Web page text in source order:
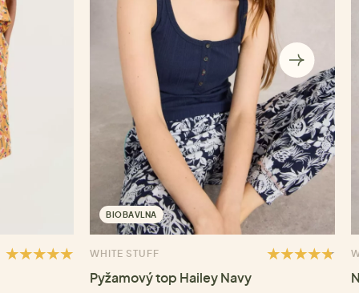
BIOBAVLNA
WHITE STUFF
Pyžamový top Hailey Navy